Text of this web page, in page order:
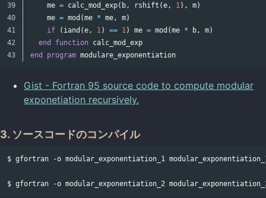
39
40
41
42
me = calc_mod_exp( b, rshift (e, 1), m)
me = mod (me * me, m)
if
( iand (e, 1) == 1) me = mod (me * b, m)
end
function calc_mod_exp
end
program modulare_exponentiation
Gist - Fortran 95 source code to compute modular
exponetiation recursively.
3. ソースコードのコンパイル
$ gfortran -o modular_exponentiation_1